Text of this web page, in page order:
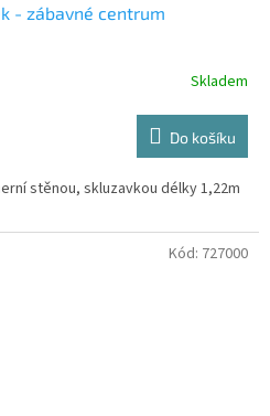
- zábavné centrum
Skladem
Do košíku
stěnou, skluzavkou délky 1,22m
Kód: 727000